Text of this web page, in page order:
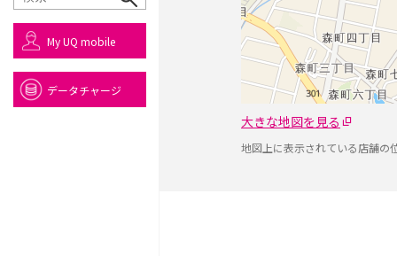
大きな地図を見る
地図上に表示されている店舗の
My UQ mobile
データチャージ